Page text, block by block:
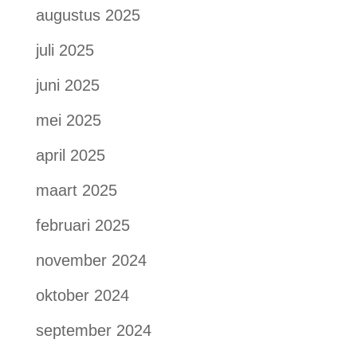
augustus 2025
juli 2025
juni 2025
mei 2025
april 2025
maart 2025
februari 2025
november 2024
oktober 2024
september 2024